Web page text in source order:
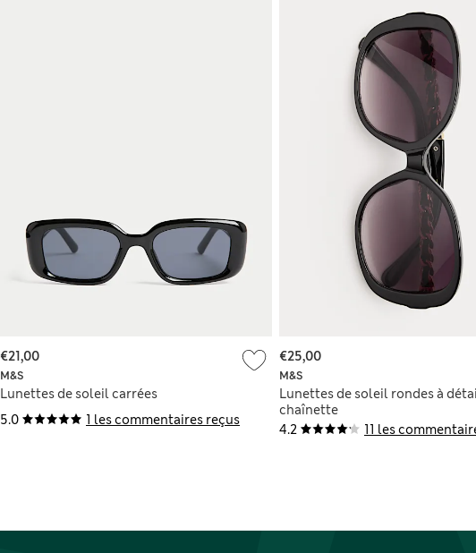
5.0 1 les commentaires reçus
M&S
Lunettes de soleil carrées
€21,00
4.2 11 les
M&S
Lunettes de soleil rondes à
chaînette
€25,00